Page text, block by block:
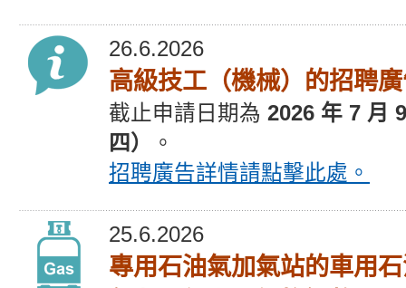
26.6.2026
高級技工（機械）的招聘
截止申請 日期為 2026 年 7 月
四）
。
招聘廣告詳情請點擊此處。
25.6.2026
專用石油氣加氣站的車用